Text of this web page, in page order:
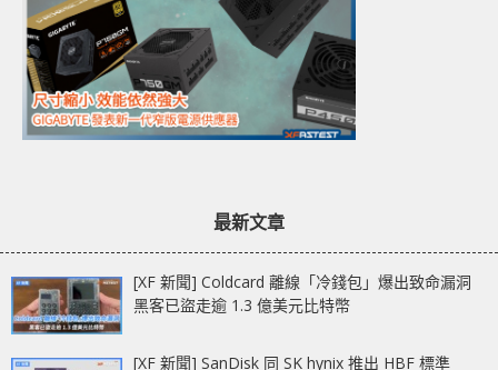
最新文章
[XF 新聞] Coldcard 離線「冷錢包」爆出致命漏洞
黑客已盜走逾 1.3 億美元比特幣
[XF 新聞] SanDisk 同 SK hynix 推出 HBF 標準